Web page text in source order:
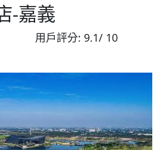
-嘉義
用戶評分: 9.1/ 10